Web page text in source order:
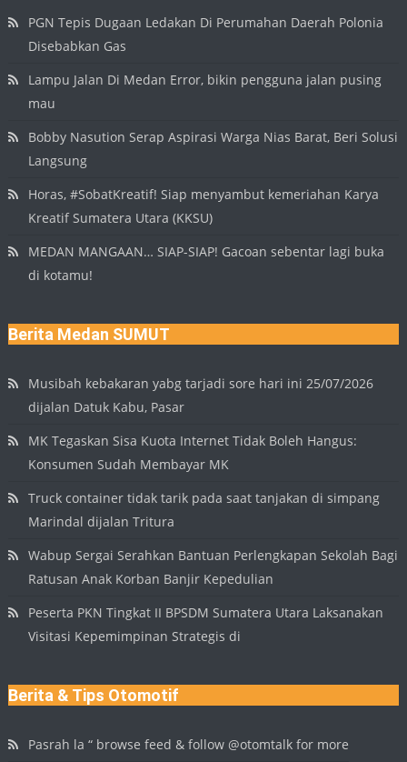
PGN Tepis Dugaan Ledakan Di Perumahan Daerah Polonia
Disebabkan Gas
Lampu Jalan Di Medan Error, bikin pengguna jalan pusing
mau
Bobby Nasution Serap Aspirasi Warga Nias Barat, Beri Solusi
Langsung
Horas, #SobatKreatif! Siap menyambut kemeriahan Karya
Kreatif Sumatera Utara (KKSU)
MEDAN MANGAAN… SIAP-SIAP! Gacoan sebentar lagi buka
di kotamu!
Berita Medan SUMUT
Musibah kebakaran yabg tarjadi sore hari ini 25/07/2026
dijalan Datuk Kabu, Pasar
MK Tegaskan Sisa Kuota Internet Tidak Boleh Hangus:
Konsumen Sudah Membayar MK
Truck container tidak tarik pada saat tanjakan di simpang
Marindal dijalan Tritura
Wabup Sergai Serahkan Bantuan Perlengkapan Sekolah Bagi
Ratusan Anak Korban Banjir Kepedulian
Peserta PKN Tingkat II BPSDM Sumatera Utara Laksanakan
Visitasi Kepemimpinan Strategis di
Berita & Tips Otomotif
Pasrah la “ browse feed & follow @otomtalk for more